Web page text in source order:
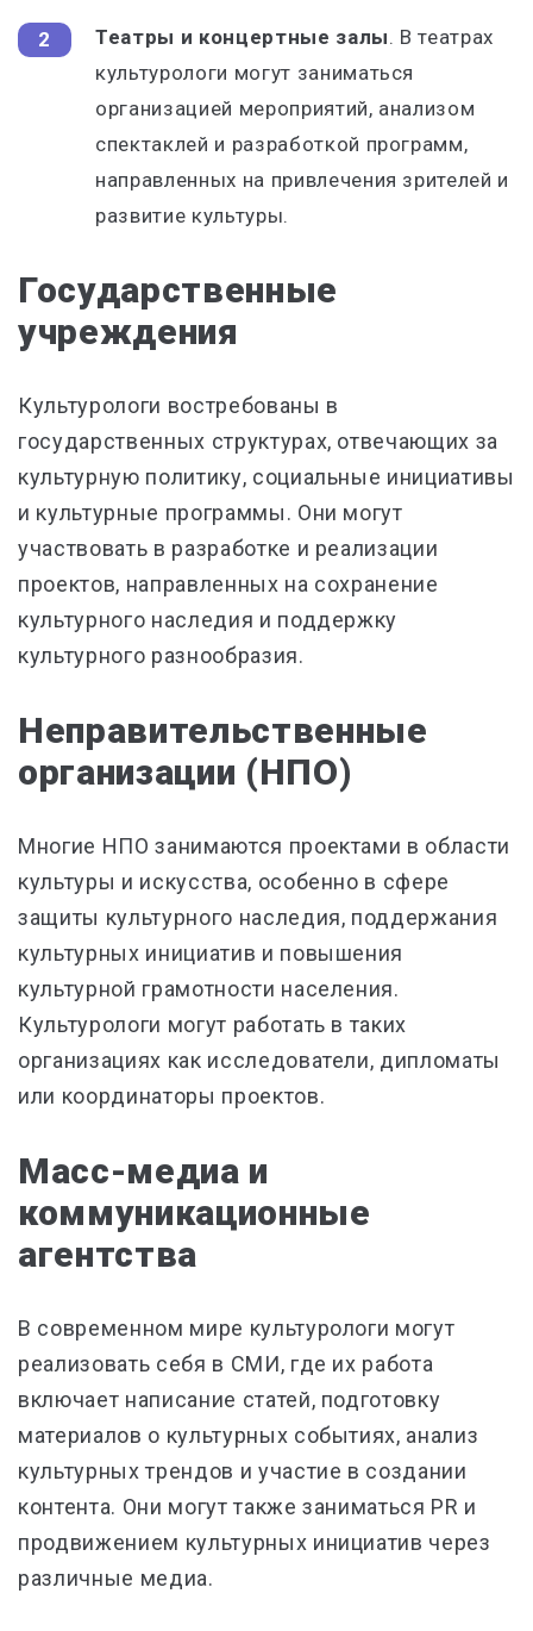
Театры и концертные залы. В театрах
культурологи могут заниматься
организацией мероприятий, анализом
спектаклей и разработкой программ,
направленных на привлечения зрителей и
развитие культуры.
Государственные
учреждения
Культурологи востребованы в
государственных структурах, отвечающих за
культурную политику, социальные инициативы
и культурные программы. Они могут
участвовать в разработке и реализации
проектов, направленных на сохранение
культурного наследия и поддержку
культурного разнообразия.
Неправительственные
организации (НПО)
Многие НПО занимаются проектами в области
культуры и искусства, особенно в сфере
защиты культурного наследия, поддержания
культурных инициатив и повышения
культурной грамотности населения.
Культурологи могут работать в таких
организациях как исследователи, дипломаты
или координаторы проектов.
Масс-медиа и
коммуникационные
агентства
В современном мире культурологи могут
реализовать себя в СМИ, где их работа
включает написание статей, подготовку
материалов о культурных событиях, анализ
культурных трендов и участие в создании
контента. Они могут также заниматься PR и
продвижением культурных инициатив через
различные медиа.